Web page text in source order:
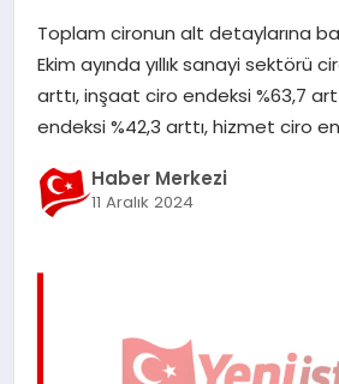
DÜNYA
EĞITIM
EKONOMI
Toplam cironun alt detaylarına
Ekim ayında yıllık sanayi sektörü
arttı, inşaat ciro endeksi %63,7
endeksi %42,3 arttı, hizmet ciro
Haber Merkezi
11 Aralık 2024